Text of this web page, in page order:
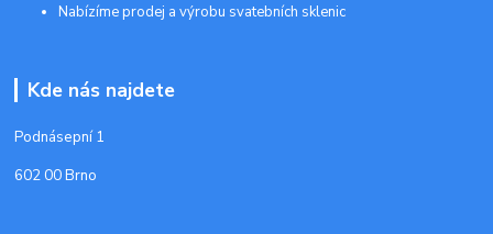
Nabízíme prodej a výrobu svatebních sklenic
Kde nás najdete
Podnásepní 1
602 00 Brno